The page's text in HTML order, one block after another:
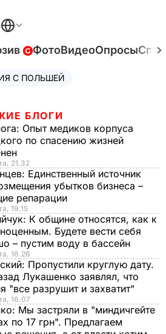
ФотоВидеоОпросы
С ПОЛЬШЕЙ
БЛОГИ
Опыт медиков корпуса
по спасению жизней
21.32
Единственный источник
убытков бизнеса –
репарации
19.15
К общине относятся, как к
Будете вести себя
– пустим воду в бассейн
16.26
Пропустили круглую дату.
Лукашенко заявлял, что
"все разрушит и захватит"
16.07
Мы застряли в "миндичгейте
по 17 грн". Предлагаем